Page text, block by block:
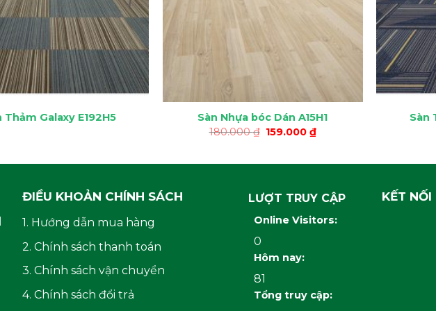
Thảm Galaxy E192H5
Sàn Nhựa bóc Dán A15H1
180.000₫ Giá
159.000 ₫Giá
hiện
Sàn
ĐIỀU KHOẢN CHÍNH SÁCH
1. Hướng dẫn mua hàng
2. Chính sách thanh toán
3. Chính sách vận chuyển
4. Chính sách đổi trả
LƯỢT TRUY CẬP
Online Visitors:
0
Hôm nay:
81
Tổng truy cập:
KẾT